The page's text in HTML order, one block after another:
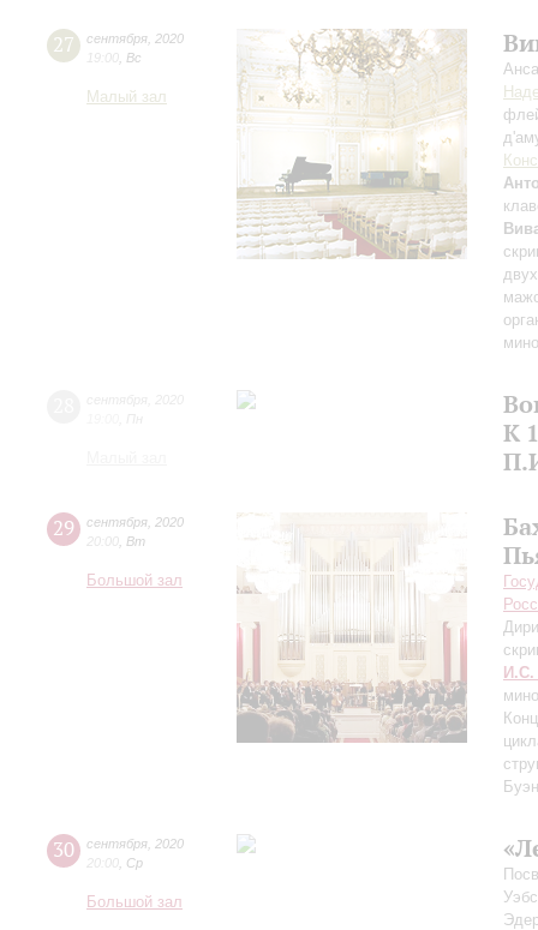
27 сентября 2020
19:00 Вс
Малый зал
К
29 сентября 2020
20:00 Вт
Большой зал
И.С.
30 сентября 2020
20:00 Ср
Большой зал